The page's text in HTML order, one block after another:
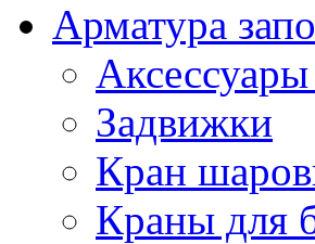
Арматура
Задвижки
Кран
Краны для